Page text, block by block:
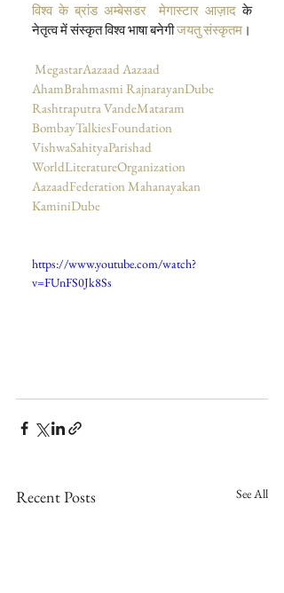
विश्व के ब्रांड अम्बेसडर  मेगास्टार आज़ाद के
नेतृत्व में संस्कृत विश्व भाषा बनेगी जयतु संस्कृतम ।
MegastarAazaadAazaad
AhamBrahmasmi RajnarayanDube
RashtraputraVandeMataram
BombayTalkiesFoundation
VishwaSahityaParishad
WorldLiteratureOrganization
AazaadFederationMahanayakan
KaminiDube
https://www.youtube.com/watch?
v=FUnFS0Jk8Ss
Recent Posts See All